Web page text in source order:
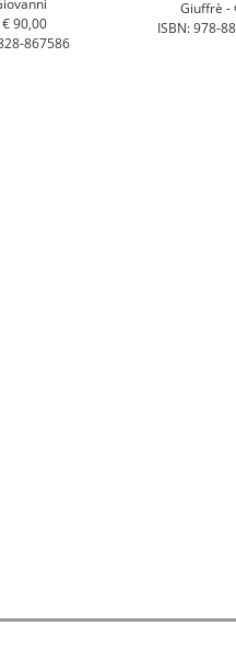
€ 90,00
867586
Giuffrè -
ISBN: 978-